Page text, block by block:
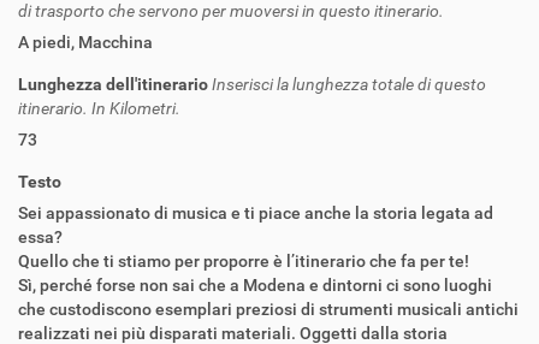
di trasporto che servono per muoversi in questo itinerario.
A piedi, Macchina
Lunghezza dell'itinerarioInserisci la lunghezza totale di questo
itinerario. In Kilometri.
73
Testo
Sei appassionato di musica e ti piace anche la storia legata ad
essa?
Quello che ti stiamo per proporre è l’itinerario che fa per te!
Sì, perché forse non sai che a Modena e dintorni ci sono luoghi
che custodiscono esemplari preziosi di strumenti musicali antichi
realizzati nei più disparati materiali. Oggetti dalla storia